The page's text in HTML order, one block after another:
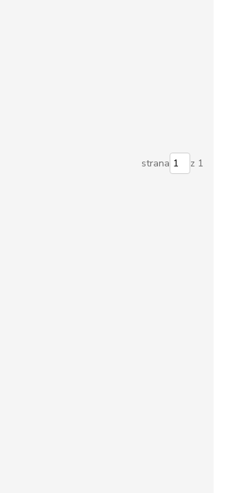
strana z 1